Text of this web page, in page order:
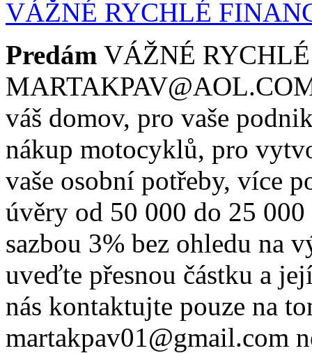
VÁŽNÉ RYCHLÉ
Predám VÁŽNÉ
váš domov, pro vaše
nákup motocyklů, pro
vaše osobní potřeby, více
úvěry od 50 000 do 25
sazbou 3% bez ohledu na
uveďte přesnou částku a
nás kontaktujte pouze na
martakpav01@gmail.com